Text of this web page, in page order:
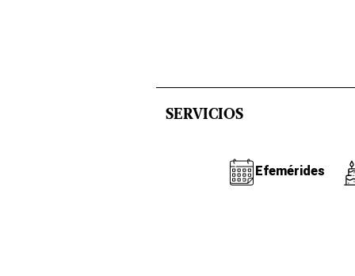
SERVICIOS
Efemérides